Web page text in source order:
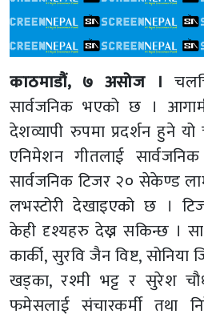
काठमाडौं, ७ असोज ।
सार्वजनिक भएको छ ।
देशव्यापी रुपमा प्रदर्शन हुने
एनिमेशन गीतलाई
सार्वजनिक टिजर २० सेकेण्ड
लभस्टोरी देखाइएको छ ।
केही दृश्यहरु देख्न सकिन्छ ।
कार्की, सुरवि जैन विष्ट,
खड्का, रश्मी भट्ट र सुरेश
फमेसलाई संचारकर्मी तथा